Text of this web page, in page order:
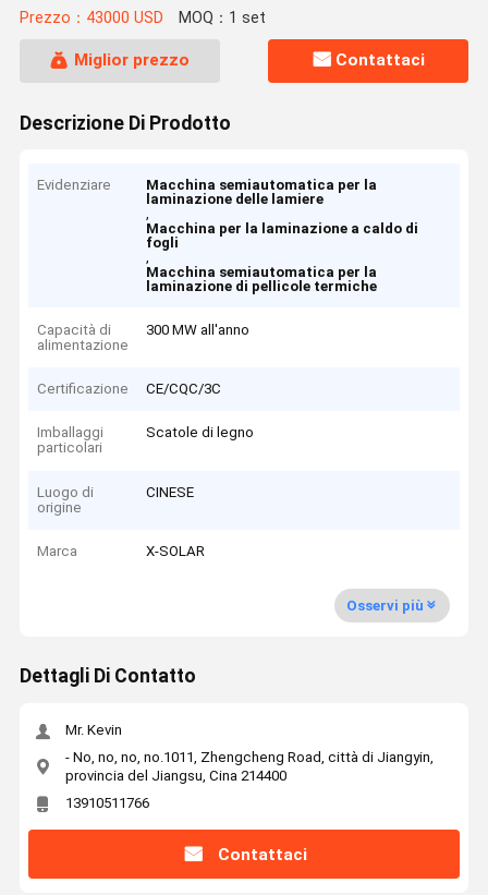
caldo
Prezzo：43000 USD MOQ：1 set
Miglior prezzo Contattaci
Descrizione Di Prodotto
Evidenziare
Macchina semiautomatica per la
laminazione delle lamiere
,
Macchina per la laminazione a caldo di
fogli
,
Macchina semiautomatica per la
laminazione di pellicole termiche
Capacità di
alimentazione
300 MW all'anno
Certificazione CE/CQC/3C
Imballaggi
particolari
Scatole di legno
Luogo di
origine
CINESE
Marca X-SOLAR
Osservi più
Dettagli Di Contatto
Mr. Kevin
- No, no, no, no.1011, Zhengcheng Road, città di Jiangyin,
provincia del Jiangsu, Cina 214400
13910511766
Contattaci